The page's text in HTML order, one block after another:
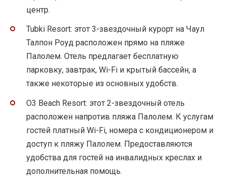
центр.
Tubki Resort: этот 3-звездочный курорт на Чаул
Талпон Роуд расположен прямо на пляже
Палолем. Отель предлагает бесплатную
парковку, завтрак, Wi-Fi и крытый бассейн, а
также некоторые из основных удобств.
O3 Beach Resort: этот 2-звездочный отель
расположен напротив пляжа Палолем. К услугам
гостей платный Wi-Fi, номера с кондиционером и
доступ к пляжу Палолем. Предоставляются
удобства для гостей на инвалидных креслах и
дополнительная помощь.